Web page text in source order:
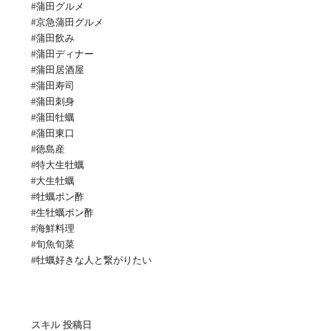
#蒲田グルメ
#京急蒲田グルメ
#蒲田飲み
#蒲田ディナー
#蒲田居酒屋
#蒲田寿司
#蒲田刺身
#蒲田牡蠣
#蒲田東口
#徳島産
#特大生牡蠣
#大生牡蠣
#牡蠣ポン酢
#生牡蠣ポン酢
#海鮮料理
#旬魚旬菜
#牡蠣好きな人と繋がりたい
スキル 投稿日